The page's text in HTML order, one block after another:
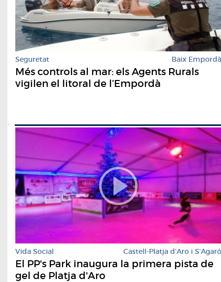
Seguretat Baix Empordà
Més controls al mar: els Agents Rurals
vigilen el litoral de l’Empordà
Vida Social Castell-Platja d'Aro i S'Agaró
El PP's Park inaugura la primera pista de
gel de Platja d'Aro